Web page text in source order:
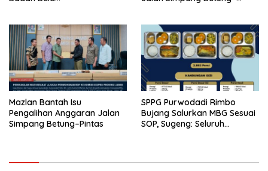
Pasal 27A UU ITE
Mazlan Bantah Isu
Pengalihan Anggaran Jalan
Simpang Betung–Pintas
SPPG Purwodadi Rimbo
Bujang Salurkan MBG Sesuai
SOP, Sugeng: Seluruh